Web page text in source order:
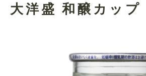
大洋盛 和醸カップ